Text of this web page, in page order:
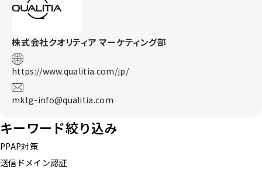
株式会社クオリティア マーケティング部
https://www.qualitia.com/jp/
mktg-info@qualitia.com
キーワード絞り込み
PPAP対策
送信ドメイン認証